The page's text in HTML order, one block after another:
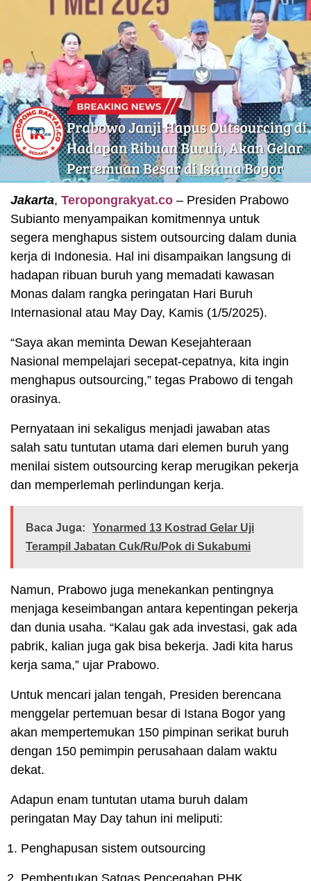
Jakarta, Teropongrakyat.co – Presiden Prabowo
Subianto menyampaikan komitmennya untuk
segera menghapus sistem outsourcing dalam dunia
kerja di Indonesia. Hal ini disampaikan langsung di
hadapan ribuan buruh yang memadati kawasan
Monas dalam rangka peringatan Hari Buruh
Internasional atau May Day, Kamis (1/5/2025).
“Saya akan meminta Dewan Kesejahteraan
Nasional mempelajari secepat-cepatnya, kita ingin
menghapus outsourcing,” tegas Prabowo di tengah
orasinya.
Pernyataan ini sekaligus menjadi jawaban atas
salah satu tuntutan utama dari elemen buruh yang
menilai sistem outsourcing kerap merugikan pekerja
dan memperlemah perlindungan kerja.
Baca Juga:
Yonarmed 13 Kostrad Gelar Uji
Terampil Jabatan Cuk/Ru/Pok di Sukabumi
Namun, Prabowo juga menekankan pentingnya
menjaga keseimbangan antara kepentingan pekerja
dan dunia usaha. “Kalau gak ada investasi, gak ada
pabrik, kalian juga gak bisa bekerja. Jadi kita harus
kerja sama,” ujar Prabowo.
Untuk mencari jalan tengah, Presiden berencana
menggelar pertemuan besar di Istana Bogor yang
akan mempertemukan 150 pimpinan serikat buruh
dengan 150 pemimpin perusahaan dalam waktu
dekat.
Adapun enam tuntutan utama buruh dalam
peringatan May Day tahun ini meliputi:
Penghapusan sistem outsourcing